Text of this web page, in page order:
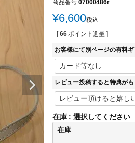
商品番号 07000486r
¥6,600税込
[ 66 ポイント進呈 ]
お客様にて別ページの有料
レビュー投稿すると特典が
在庫
選択してください
在庫